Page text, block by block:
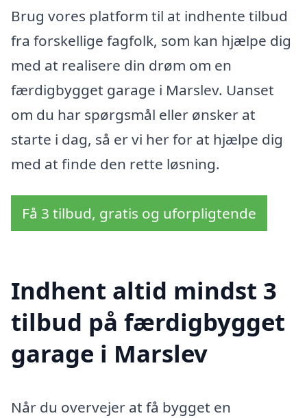
Brug vores platform til at indhente tilbud
fra forskellige fagfolk, som kan hjælpe dig
med at realisere din drøm om en
færdigbygget garage i Marslev. Uanset
om du har spørgsmål eller ønsker at
starte i dag, så er vi her for at hjælpe dig
med at finde den rette løsning.
Få 3 tilbud, gratis og uforpligtende
Indhent altid mindst 3
tilbud på færdigbygget
garage i Marslev
Når du overvejer at få bygget en